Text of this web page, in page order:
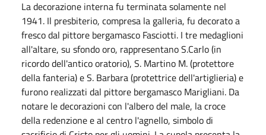
La decorazione interna fu terminata solamente nel
1941. Il presbiterio, compresa la galleria, fu decorato a
fresco dal pittore bergamasco Fasciotti. I tre medaglioni
all'altare, su sfondo oro, rappresentano S.Carlo (in
ricordo dell'antico oratorio), S. Martino M. (protettore
della fanteria) e S. Barbara (protettrice dell'artiglieria) e
furono realizzati dal pittore bergamasco Marigliani. Da
notare le decorazioni con l'albero del male, la croce
della redenzione e al centro l'agnello, simbolo di